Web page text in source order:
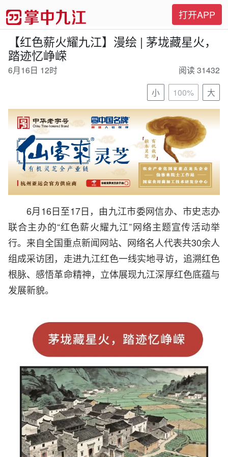
打开APP
【红色薪火耀九江】漫绘 | 茅垅藏星火，
踏迹忆峥嵘
6月16日 12时
阅读 31432
小
100% 大
6月16日至17日，由九江市委网信办、市史志办
联合主办的“红色薪火耀九江”网络主题宣传活动举
行。来自全国重点新闻网站、网络名人代表共30余人
组成采访团，走进九江红色一线实地寻访，追溯红色
根脉、感悟革命精神，立体展现九江深厚红色底蕴与
发展新貌。